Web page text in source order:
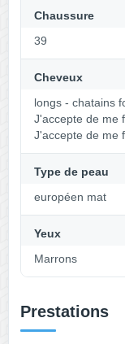
Chaussure
39
Cheveux
longs - chatains
J'accepte de me
J'accepte de me
Type de peau
européen mat
Yeux
Marrons
Prestations